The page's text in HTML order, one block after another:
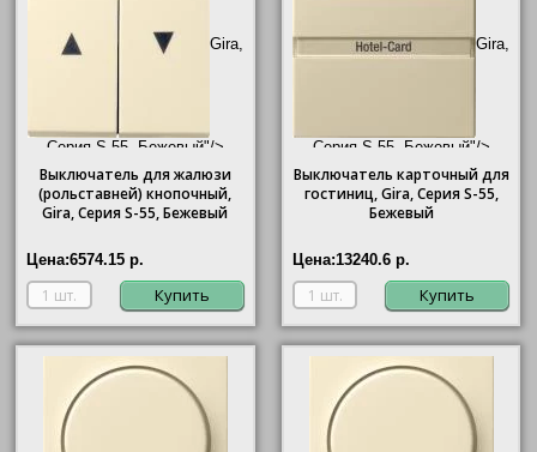
Gira,
Серия S-55, Бежевый"/>
Выключатель для жалюзи
(рольставней) кнопочный,
Gira, Серия S-55, Бежевый
Цена:6574.15 р.
Купить
Gira,
Серия S-55, Бежевый"/>
Выключатель карточный для
гостиниц,Gira, Серия S-55,
Бежевый
Цена:13240.6 р.
Купить